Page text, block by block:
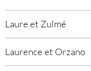
Laure et Zulmé
Laurence et Orzano